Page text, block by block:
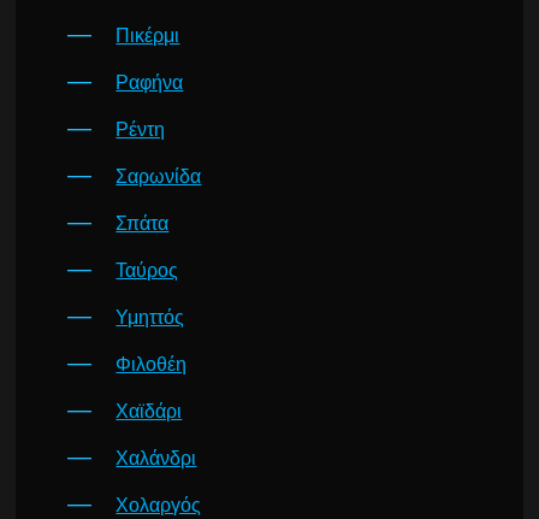
Πικέρμι
Ραφήνα
Ρέντη
Σαρωνίδα
Σπάτα
Ταύρος
Υμηττός
Φιλοθέη
Χαϊδάρι
Χαλάνδρι
Χολαργός